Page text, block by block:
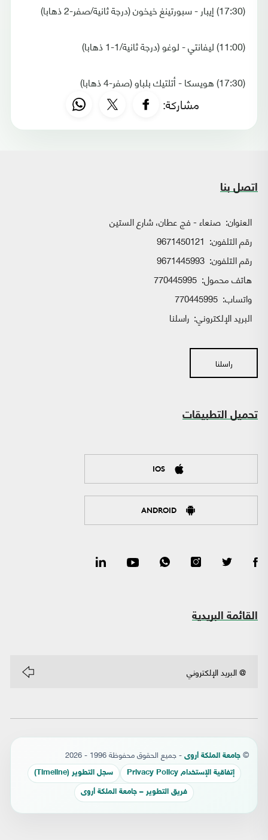
(17:30) إيبار - سبورتينغ خيخون (درجة ثانية/صفر-2 ذهابا)
(11:00) ليفانتي - لوغو (درجة ثانية/1-1 ذهابا)
(17:30) هويسكا - أتلتيك بلباو (صفر-4 ذهابا)
مشاركة:
اتصل بنا
العنوان: صنعاء - فج عطان، شارع الستين
رقم التلفون: 9671450121
رقم التلفون: 9671445993
هاتف محمول: 770445995
واتساب:
البريد الإلكتروني: راسلنا
راسلنا
تحميل التطبيقات
IOS
ANDROID
القائمة البريدية
© جامعة الملكة أروى - جميع الحقوق محفوظة 1996 - 2026
إتفاقية الإستخدام Privacy Policy سجل التطوير (Timeline)
فريق التطوير – جامعة الملكة أروى